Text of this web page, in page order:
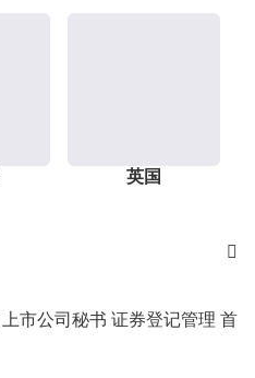
英国

上市公司秘书 证券登记管理 首